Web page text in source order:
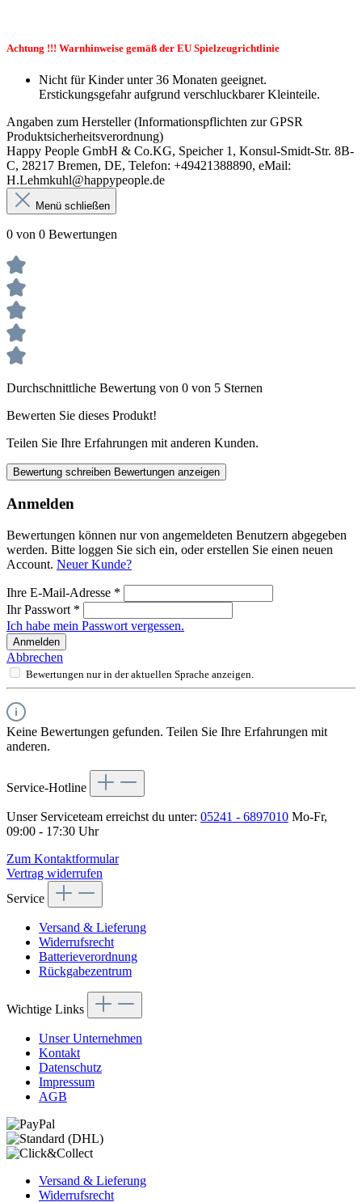
Achtung !!! Warnhinweise gemäß der EU Spielzeugrichtlinie
Nicht für Kinder unter 36 Monaten geeignet.
Erstickungsgefahr aufgrund verschluckbarer Kleinteile.
Angaben zum Hersteller (Informationspflichten zur GPSR
Produktsicherheitsverordnung)
Happy People GmbH & Co.KG, Speicher 1, Konsul-Smidt-Str. 8B-
C, 28217 Bremen, DE, Telefon: +49421388890, eMail:
H.Lehmkuhl@happypeople.de
Menü schließen
0 von 0 Bewertungen
Durchschnittliche Bewertung von 0 von 5 Sternen
Bewerten Sie dieses Produkt!
Teilen Sie Ihre Erfahrungen mit anderen Kunden.
Bewertung schreiben Bewertungen anzeigen
Anmelden
Bewertungen können nur von angemeldeten Benutzern abgegeben
werden. Bitte loggen Sie sich ein, oder erstellen Sie einen neuen
Account. Neuer Kunde?
Ihre E-Mail-Adresse *
Ihr Passwort *
Ich habe mein Passwort vergessen.
Anmelden
Abbrechen
Bewertungen nur in der aktuellen Sprache anzeigen.
Keine Bewertungen gefunden. Teilen Sie Ihre Erfahrungen mit
anderen.
Service-Hotline
Unser Serviceteam erreichst du unter: 05241 - 6897010 Mo-Fr,
09:00 - 17:30 Uhr
Zum Kontaktformular
Vertrag widerrufen
Service
Versand & Lieferung
Widerrufsrecht
Batterieverordnung
Rückgabezentrum
Wichtige Links
Unser Unternehmen
Kontakt
Datenschutz
Impressum
AGB
Versand & Lieferung
Widerrufsrecht